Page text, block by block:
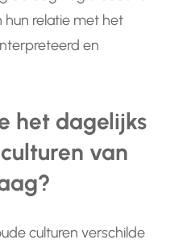
relatie met het
en
het dagelijks
van
culturen verschilde